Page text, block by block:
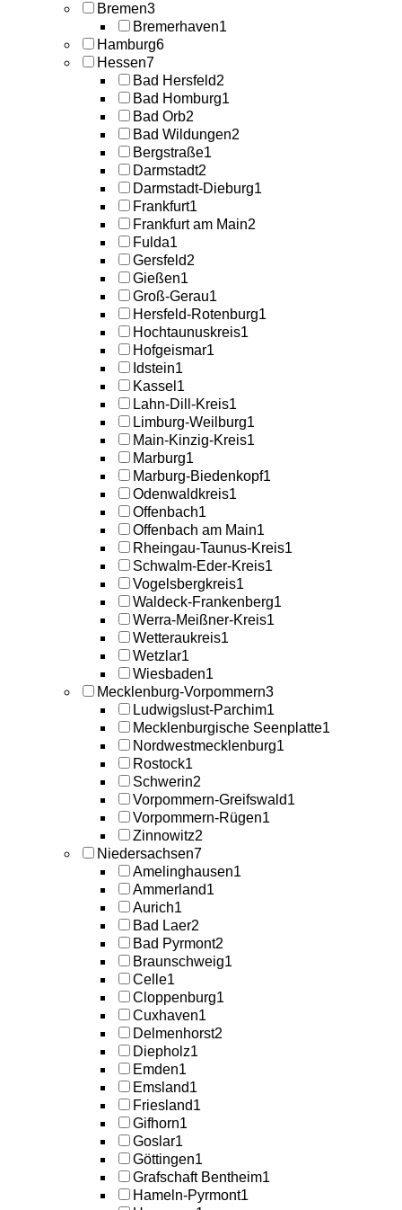
Bremen3
Bremerhaven1
Hamburg6
Hessen7
Bad Hersfeld2
Bad Homburg1
Bad Orb2
Bad Wildungen2
Bergstraße1
Darmstadt2
Darmstadt-Dieburg1
Frankfurt1
Frankfurt am Main2
Fulda1
Gersfeld2
Gießen1
Groß-Gerau1
Hersfeld-Rotenburg1
Hochtaunuskreis1
Hofgeismar1
Idstein1
Kassel 1
Lahn-Dill-Kreis1
Limburg-Weilburg1
Main-Kinzig-Kreis1
Marburg1
Marburg-Biedenkopf1
Odenwaldkreis1
Offenbach1
Offenbach am Main1
Rheingau-Taunus-Kreis1
Schwalm-Eder-Kreis1
Vogelsbergkreis1
Waldeck-Frankenberg1
Werra-Meißner-Kreis1
Wetteraukreis1
Wetzlar1
Wiesbaden1
Mecklenburg-Vorpommern3
Ludwigslust-Parchim1
Mecklenburgische Seenplatte1
Nordwestmecklenburg1
Rostock1
Schwerin2
Vorpommern-Greifswald1
Vorpommern-Rügen1
Zinnowitz2
Niedersachsen7
Amelinghausen1
Ammerland1
Aurich1
Bad Laer2
Bad Pyrmont2
Braunschweig1
Celle1
Cloppenburg1
Cuxhaven1
Delmenhorst2
Diepholz1
Emden1
Emsland1
Friesland1
Gifhorn1
Goslar1
Göttingen1
Grafschaft Bentheim1
Hameln-Pyrmont1